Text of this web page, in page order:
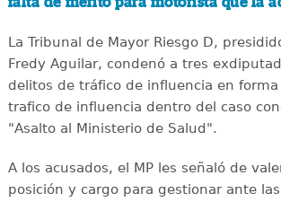
falta de mérito para motorista que la
La Tribunal de Mayor Riesgo D,
Fredy Aguilar, condenó a tres
delitos de tráfico de influencia en
trafico de influencia dentro del caso
"Asalto al Ministerio de Salud".
A los acusados, el MP les señaló de
posición y cargo para gestionar ante